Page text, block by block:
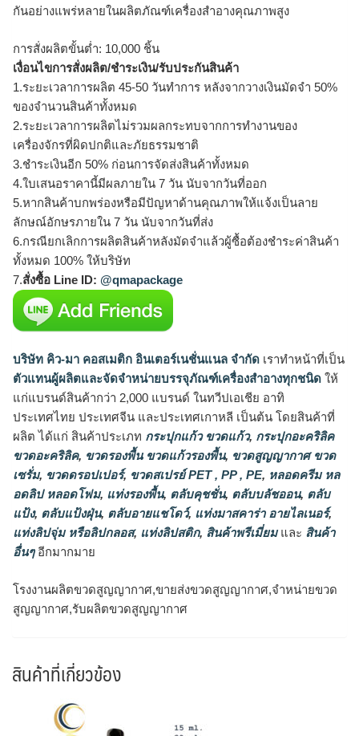
กันอย่างแพร่หลายในผลิตภัณฑ์เครื่องสำอางคุณภาพสูง
การสั่งผลิตขั้นต่ำ: 10,000 ชิ้น
เงื่อนไขการสั่งผลิต/ชำระเงิน/รับประกันสินค้า
1.ระยะเวลาการผลิต 45-50 วันทำการ หลังจากวางเงินมัดจำ 50%
ของจำนวนสินค้าทั้งหมด
2.ระยะเวลาการผลิตไม่รวมผลกระทบจากการทำงานของ
เครื่องจักรที่ผิดปกติและภัยธรรมชาติ
3.ชำระเงินอีก 50% ก่อนการจัดส่งสินค้าทั้งหมด
4.ใบเสนอราคานี้มีผลภายใน 7 วัน นับจากวันที่ออก
5.หากสินค้าบกพร่องหรือมีปัญหาด้านคุณภาพให้แจ้งเป็นลาย
ลักษณ์อักษรภายใน 7 วัน นับจากวันที่ส่ง
6.กรณียกเลิกการผลิตสินค้าหลังมัดจำแล้วผู้ซื้อต้องชำระค่าสินค้า
ทั้งหมด 100% ให้บริษัท
7.สั่งซื้อ Line ID: @qmapackage
บริษัท คิว-มา คอสเมติก อินเตอร์เนชั่นแนล จำกัด เราทำหน้าที่เป็น
ตัวแทนผู้ผลิตและจัดจำหน่ายบรรจุภัณฑ์เครื่องสำอางทุกชนิด ให้
แก่แบรนด์สินค้ากว่า 2,000 แบรนด์ ในทวีปเอเชีย อาทิ
ประเทศไทย ประเทศจีน และประเทศเกาหลี เป็นต้น โดยสินค้าที่
ผลิต ได้แก่ สินค้าประเภท กระปุกแก้ว ขวดแก้ว, กระปุกอะคริลิค
ขวดอะคริลิค, ขวดรองพื้น ขวดแก้วรองพื้น, ขวดสูญญากาศ ขวด
เซรั่ม, ขวดดรอปเปอร์, ขวดสเปรย์ PET , PP , PE, หลอดครีม หล
อดลิป หลอดโฟม, แท่งรองพื้น, ตลับคุชชั่น, ตลับบลัชออน, ตลับ
แป้ง, ตลับแป้งฝุ่น, ตลับอายแชโดว์, แท่งมาสคาร่า อายไลเนอร์,
แท่งลิปจุ่ม หรือลิปกลอส, แท่งลิปสติก, สินค้าพรีเมี่ยมและ สินค้า
อื่นๆอีกมากมาย
โรงงานผลิตขวดสูญญากาศ,ขายส่งขวดสูญญากาศ,จำหน่ายขวด
สูญญากาศ,รับผลิตขวดสูญญากาศ
สินค้าที่เกี่ยวข้อง